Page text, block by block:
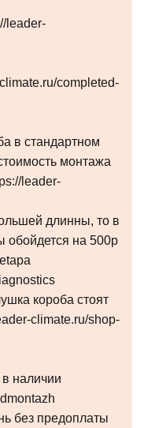
leader-
completed-
в стандартном
монтажа
leader-
длинны, то в
обойдется на 500р
короба стоят
climate.ru/shop-
наличии
без предоплаты